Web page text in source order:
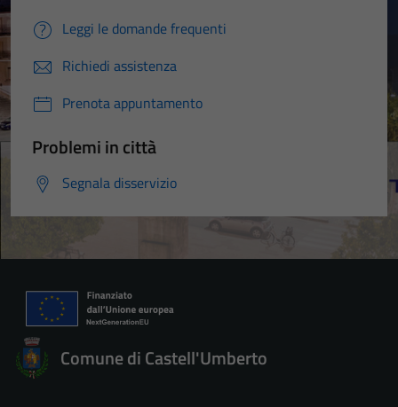
Leggi le domande frequenti
Richiedi assistenza
Prenota appuntamento
Problemi in città
Segnala disservizio
Comune di Castell'Umberto